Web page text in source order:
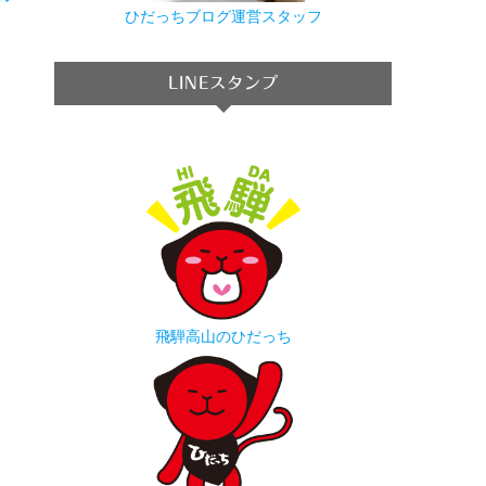
ひだっちブログ運営スタッフ
LINEスタンプ
飛騨高山のひだっち